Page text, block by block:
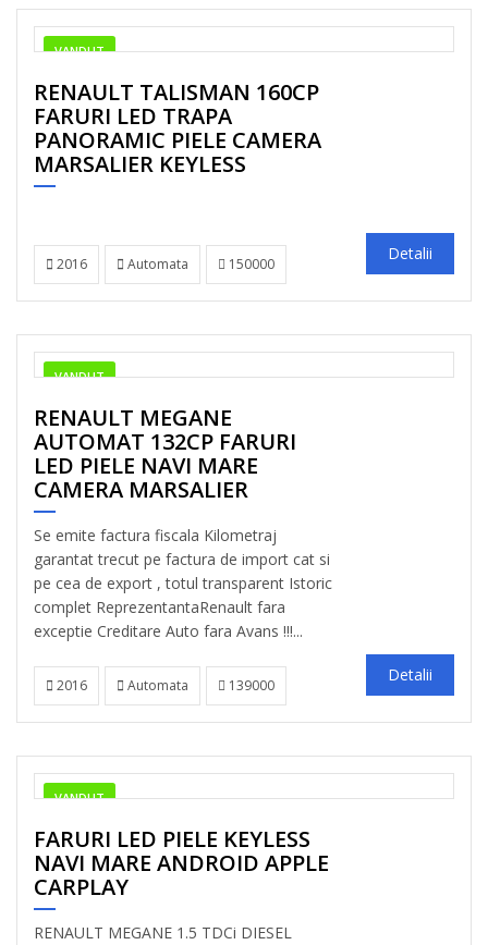
VANDUT
RENAULT TALISMAN 160CP
FARURI LED TRAPA
PANORAMIC PIELE CAMERA
MARSALIER KEYLESS
Detalii
2016 Automata 150000
VANDUT
RENAULT MEGANE
AUTOMAT 132CP FARURI
LED PIELE NAVI MARE
CAMERA MARSALIER
Se emite factura fiscala Kilometraj
garantat trecut pe factura de import cat si
pe cea de export , totul transparent Istoric
complet ReprezentantaRenault fara
exceptie Creditare Auto fara Avans !!!...
Detalii
2016 Automata 139000
VANDUT
FARURI LED PIELE KEYLESS
NAVI MARE ANDROID APPLE
CARPLAY
RENAULT MEGANE 1.5 TDCi DIESEL